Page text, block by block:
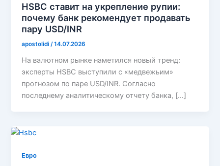
HSBC ставит на укрепление рупии:
почему банк рекомендует продавать
пару USD/INR
apostolidi /14.07.2026
На валютном рынке наметился новый тренд:
эксперты HSBC выступили с «медвежьим»
прогнозом по паре USD/INR. Согласно
последнему аналитическому отчету банка, […]
Евро